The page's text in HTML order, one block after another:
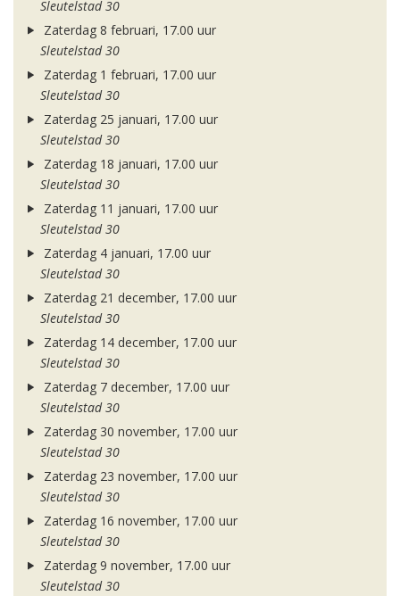
Sleutelstad 30
Zaterdag 8 februari, 17.00 uur
Sleutelstad 30
Zaterdag 1 februari, 17.00 uur
Sleutelstad 30
Zaterdag 25 januari, 17.00 uur
Sleutelstad 30
Zaterdag 18 januari, 17.00 uur
Sleutelstad 30
Zaterdag 11 januari, 17.00 uur
Sleutelstad 30
Zaterdag 4 januari, 17.00 uur
Sleutelstad 30
Zaterdag 21 december, 17.00 uur
Sleutelstad 30
Zaterdag 14 december, 17.00 uur
Sleutelstad 30
Zaterdag 7 december, 17.00 uur
Sleutelstad 30
Zaterdag 30 november, 17.00 uur
Sleutelstad 30
Zaterdag 23 november, 17.00 uur
Sleutelstad 30
Zaterdag 16 november, 17.00 uur
Sleutelstad 30
Zaterdag 9 november, 17.00 uur
Sleutelstad 30